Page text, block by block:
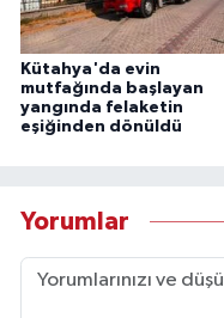
Kütahya'da evin
mutfağında başlayan
yangında felaketin
eşiğinden dönüldü
Yorumlar